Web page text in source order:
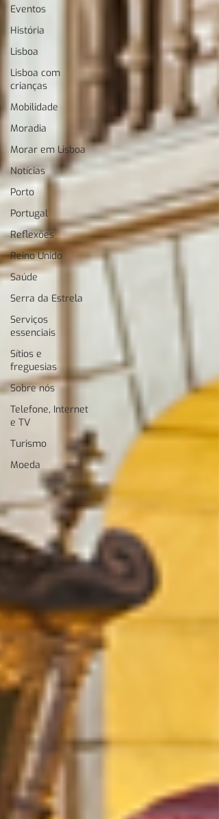
Eventos
História
Lisboa
Lisboa com
crianças
Mobilidade
Moradia
Morar em Lisboa
Notícias
Porto
Portugal
Reflexões
Reino Unido
Saúde
Serra da Estrela
Serviços
essenciais
Sítios e
freguesias
Sobre nós
Telefone, Internet
e TV
Turismo
Moeda